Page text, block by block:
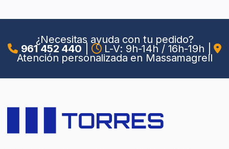
¿Necesitas ayuda con tu pedido?
961 452 440 L-V: 9h-14h / 16h-19h
Atención personalizada en Massamagrell